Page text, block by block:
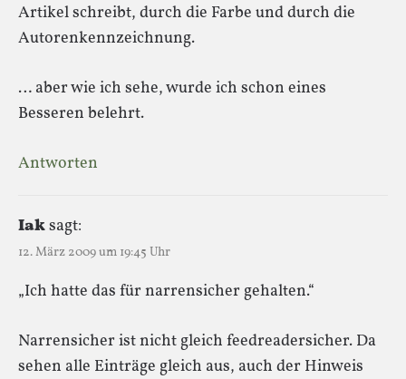
Artikel schreibt, durch die Farbe und durch die
Autorenkennzeichnung.
… aber wie ich sehe, wurde ich schon eines
Besseren belehrt.
Antworten
Iaksagt:
12. März 2009 um 19:45 Uhr
„Ich hatte das für narrensicher gehalten.“
Narrensicher ist nicht gleich feedreadersicher. Da
sehen alle Einträge gleich aus, auch der Hinweis